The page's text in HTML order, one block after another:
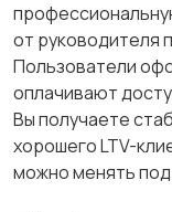
от руководителя
Пользователи
оплачивают
Вы получаете
хорошего LTV-
можно менять